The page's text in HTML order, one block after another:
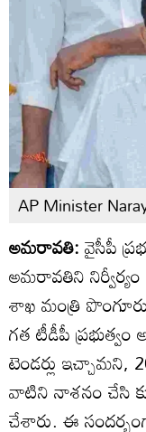
AP Minister
అమరావతి:వైసీపీ
అమరావతిని నిర్వీర్యం
శాఖ మంత్రి
గత టీడీపీ
టెండర్లు
వాటిని నాశనం చేసి
చేశారు. ఈ